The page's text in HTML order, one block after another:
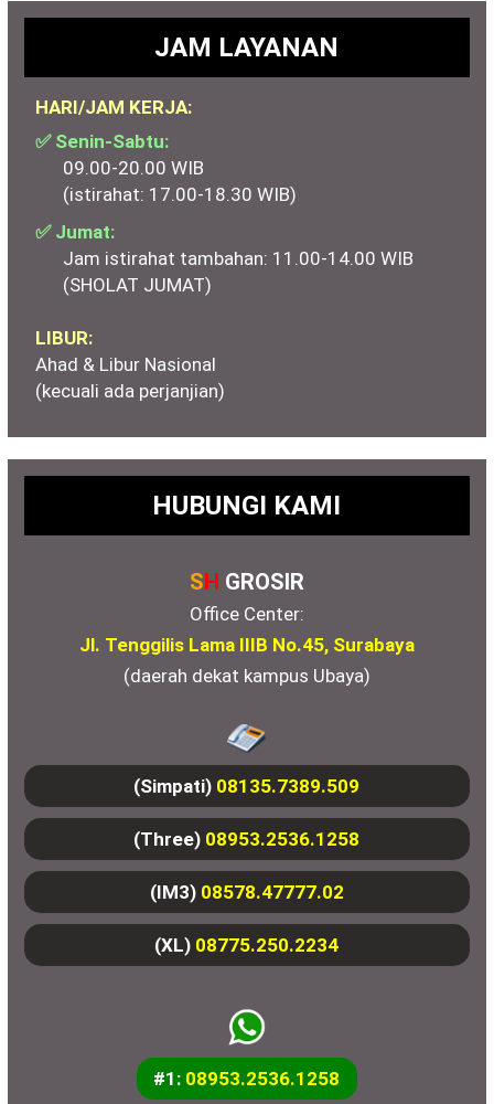
JAM LAYANAN
HARI/JAM KERJA:
✅ Senin-Sabtu:
09.00-20.00 WIB
(istirahat: 17.00-18.30 WIB)
✅ Jumat:
Jam istirahat tambahan: 11.00-14.00 WIB
(SHOLAT JUMAT)
LIBUR:
Ahad & Libur Nasional
(kecuali ada perjanjian)
HUBUNGI KAMI
SH GROSIR
Office Center:
Jl. Tenggilis Lama IIIB No.45, Surabaya
(daerah dekat kampus Ubaya)
(Simpati) 08135.7389.509
(Three) 08953.2536.1258
(IM3) 08578.47777.02
(XL) 08775.250.2234
#1: 08953.2536.1258